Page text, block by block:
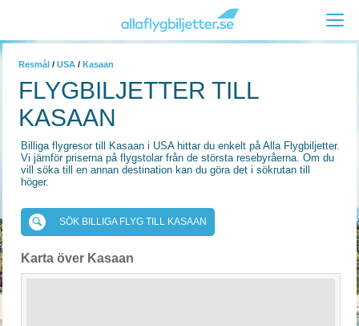
Resmål / USA / Kasaan
FLYGBILJETTER TILL
KASAAN
Billiga flygresor till Kasaan i USA hittar du enkelt på Alla Flygbiljetter.
Vi jämför priserna på flygstolar från de största resebyråerna. Om du
vill söka till en annan destination kan du göra det i sökrutan till
höger.
SÖK BILLIGA FLYG TILL KASAAN
Karta över Kasaan